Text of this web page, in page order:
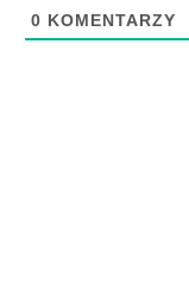
0 KOMENTARZY